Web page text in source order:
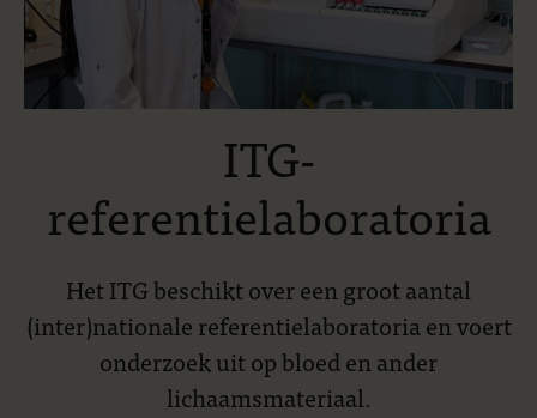
ITG-
referentielaboratoria
Het ITG beschikt over een groot aantal
(inter)nationale referentielaboratoria en voert
onderzoek uit op bloed en ander
lichaamsmateriaal.